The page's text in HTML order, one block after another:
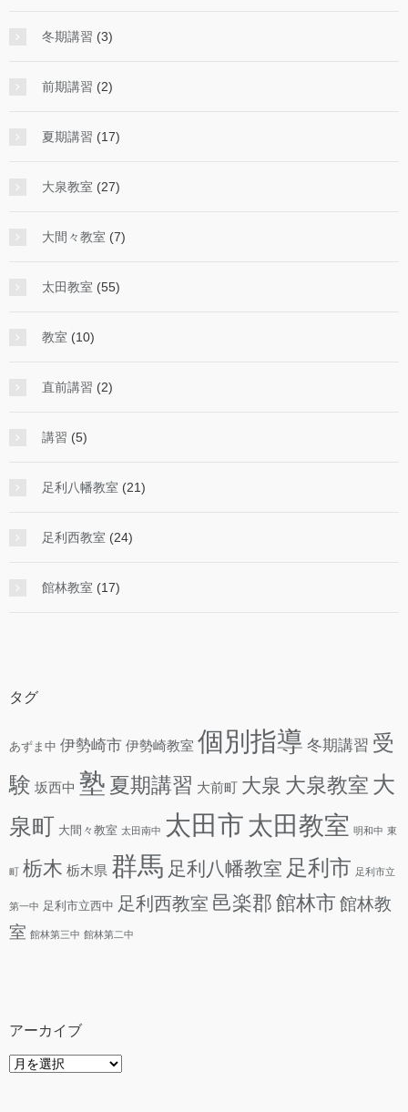
冬期講習 (3)
前期講習 (2)
夏期講習 (17)
大泉教室 (27)
大間々教室 (7)
太田教室 (55)
教室 (10)
直前講習 (2)
講習 (5)
足利八幡教室 (21)
足利西教室 (24)
館林教室 (17)
タグ
あずま中 伊勢崎市 伊勢崎教室 個別指導 冬期講習 受
験 坂西中 塾 夏期講習 大前町 大泉 大泉教室 大
泉町 大間々教室 太田南中 太田市太田教室 明和中 東
町 栃木 栃木県 群馬 足利八幡教室 足利市 足利市立
第一中 足利市立西中 足利西教室 邑楽郡 館林市 館林教
室 館林第三中 館林第二中
アーカイブ
ア